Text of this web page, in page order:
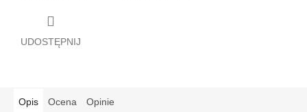
UDOSTĘPNIJ
Opis Ocena Opinie